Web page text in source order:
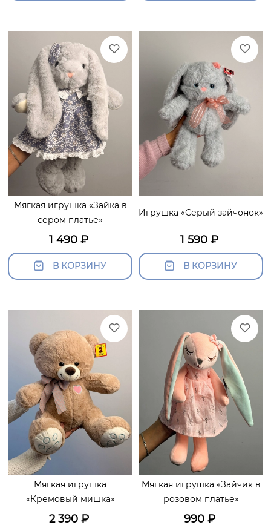
Мягкая игрушка «Зайка в
сером платье»
1 490 ₽
В КОРЗИНУ
Игрушка «Серый зайчонок»
1 590 ₽
В КОРЗИНУ
Мягкая игрушка
«Кремовый мишка»
2 390₽
Мягкая игрушка «Зайчик в
розовом платье»
990₽